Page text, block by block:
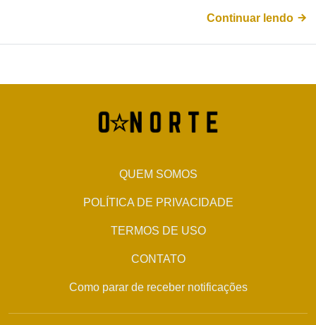
Continuar lendo
QUEM SOMOS
POLÍTICA DE PRIVACIDADE
TERMOS DE USO
CONTATO
Como parar de receber notificações